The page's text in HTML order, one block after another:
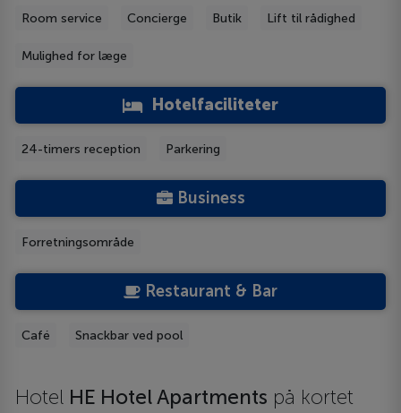
Room service Concierge Butik Lift til rådighed
Mulighed for læge
Hotelfaciliteter
24-timers reception Parkering
Business
Forretningsområde
Restaurant & Bar
Café Snackbar ved pool
Hotel HE Hotel Apartments på kortet